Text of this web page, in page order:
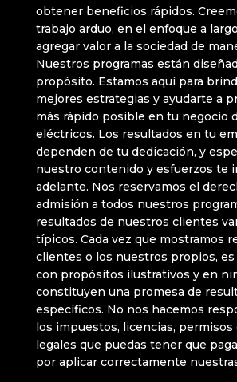
obtener beneficios rápidos.
trabajo arduo, en el enfoque a
agregar valor a la sociedad de
Nuestros programas están
propósito. Estamos aquí para
mejores estrategias y ayudarte a
más rápido posible en tu negocio
eléctricos. Los resultados en tu
dependen de tu dedicación, y
nuestro contenido y esfuerzos te
adelante. Nos reservamos el
admisión a todos nuestros
resultados de nuestros clientes
típicos. Cada vez que mostramos
clientes o los nuestros propios,
con propósitos ilustrativos y en
constituyen una promesa de
específicos. No nos hacemos
los impuestos, licencias, permisos
legales que puedas tener que
por aplicar correctamente